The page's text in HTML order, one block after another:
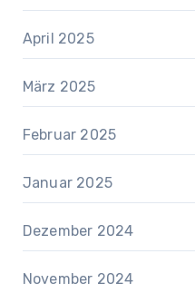
April 2025
März 2025
Februar 2025
Januar 2025
Dezember 2024
November 2024